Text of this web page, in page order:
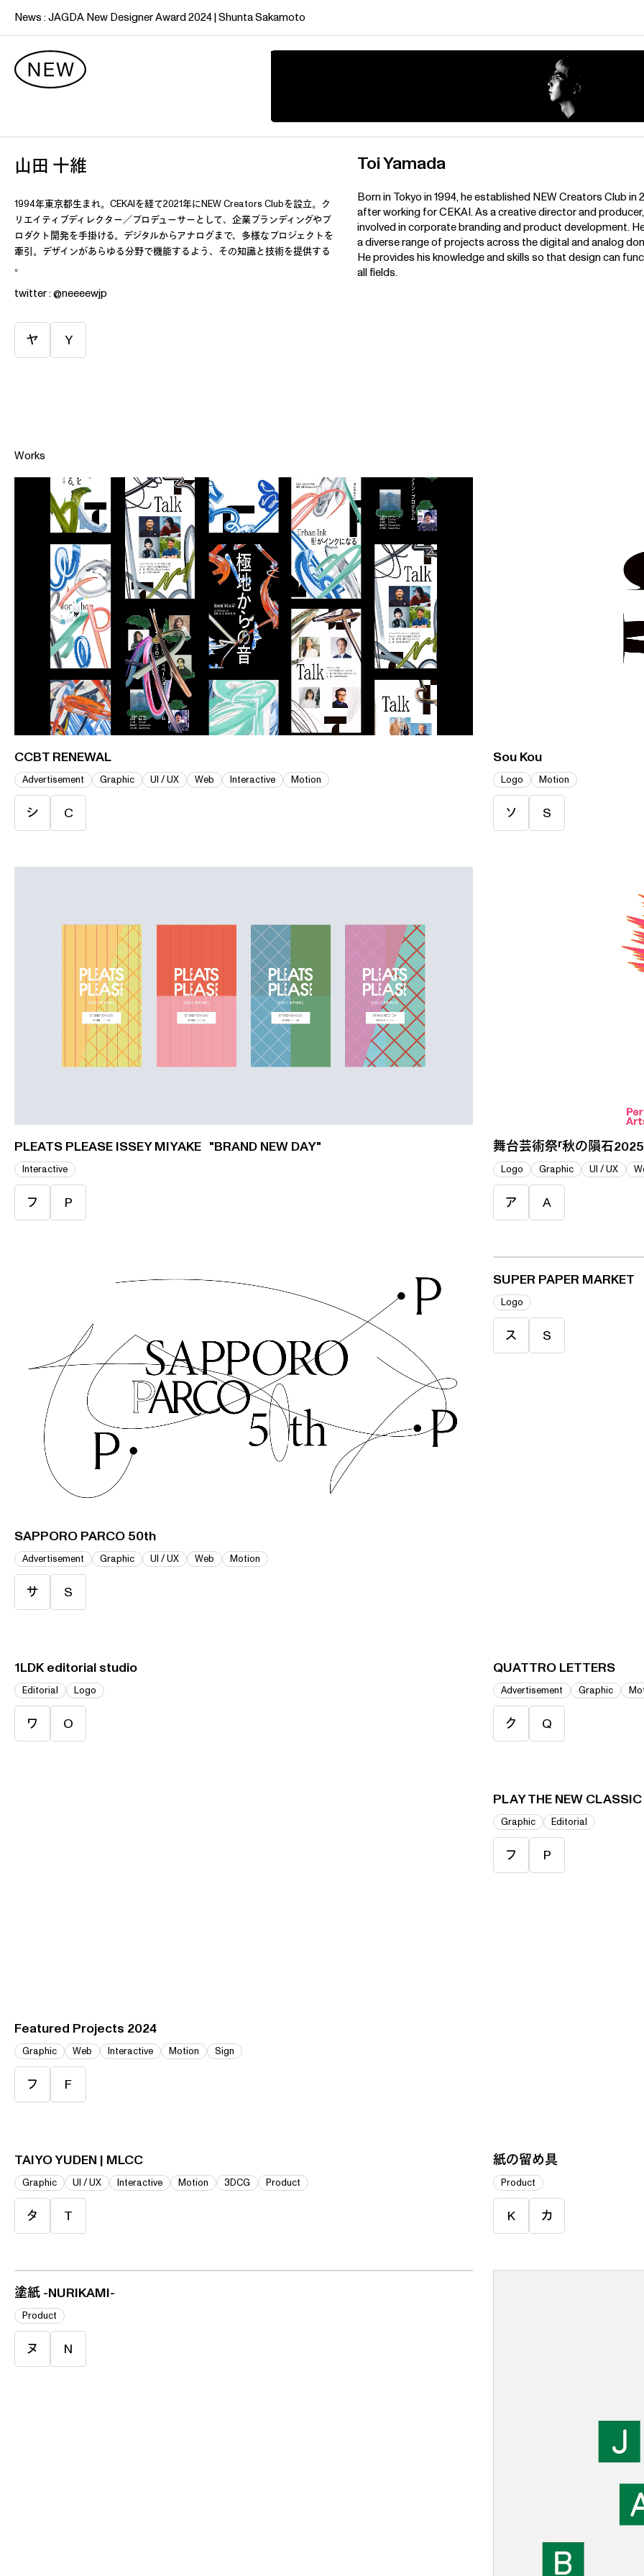
News :JAGDANewDesignerAward2024|ShuntaSakamoto
山田 十維
1994年東京都生まれ。CEKAIを経て2021年にNEW Creators Clubを設立。ク
リエイティブディレクター／プロデューサーとして、企業ブランディングやプ
ロダクト開発を手掛ける。デジタルからアナログまで、多様なプロジェクトを
牽引。デザインがあらゆる分野で機能するよう、その知識と技術を提供する
。
Toi Yamada
Born in Tokyo in 1994, he established NEW Creators Club in
after working for CEKAI. As a creative director and
involved in corporate branding and product development.
a diverse range of projects across the digital and analog
He provides his knowledge and skills so that design can
all fields.
twitter : @neeeewjp
ヤ Y
Works
CCBT RENEWAL
Advertisement Graphic UI / UX Web Interactive Motion
シ C
Sou Kou
Logo Motion
ソ S
PLEATS PLEASE ISSEY MIYAKE "BRAND NEW DAY"
Interactive
フ P
舞台芸術祭「秋の隕石2025
Logo Graphic UI / UX
ア A
SAPPORO PARCO 50th
Advertisement Graphic UI / UX Web Motion
サ S
SUPER PAPER MARKET
Logo
ス S
1LDK editorial studio
Editorial Logo
ワ O
QUATTRO LETTERS
Advertisement Graphic
ク Q
Featured Projects 2024
Graphic Web Interactive Motion Sign
フ F
PLAY THE NEW CLASSIC
Graphic Editorial
フ P
TAIYO YUDEN | MLCC
Graphic UI / UX Interactive Motion 3DCG Product
タ T
紙の留め具
Product
K カ
塗紙 -NURIKAMI-
Product
ヌ N